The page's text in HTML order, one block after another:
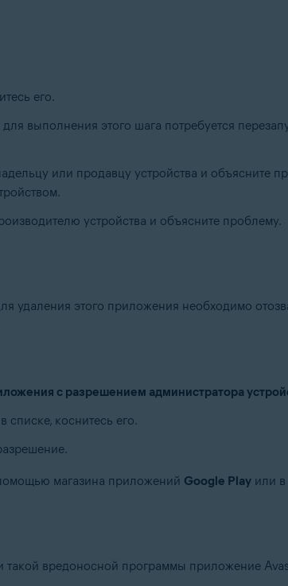
его.
выполнения этого шага потребуется
или продавцу устройства и объясните
устройства и объясните проблему.
удаления этого приложения необходимо
с разрешением администратора
коснитесь его.
магазина приложений Google Playили в
вредоносной программы приложение